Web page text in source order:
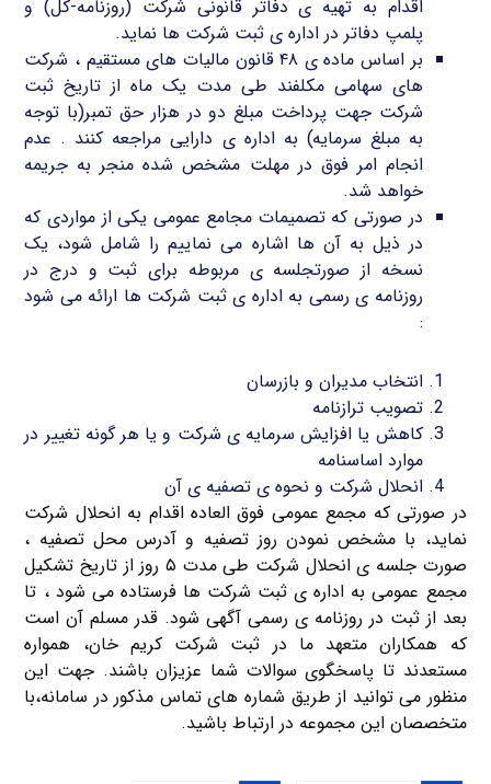
اقدام به تهیه ی دفاتر قانونی شرکت (روزنامه-کل) و
پلمپ دفاتر در اداره ی ثبت شرکت ها نماید.
بر اساس ماده ی ۴۸ قانون مالیات های مستقیم ، شرکت
های سهامی مکلفند طی مدت یک ماه از تاریخ ثبت
شرکت جهت پرداخت مبلغ دو در هزار حق تمبر(با توجه
به مبلغ سرمایه) به اداره ی دارایی مراجعه کنند . عدم
انجام امر فوق در مهلت مشخص شده منجر به جریمه
خواهد شد.
در صورتی که تصمیمات مجامع عمومی یکی از مواردی که
در ذیل به آن ها اشاره می نماییم را شامل شود، یک
نسخه از صورتجلسه ی مربوطه برای ثبت و درج در
روزنامه ی رسمی به اداره ی ثبت شرکت ها ارائه می شود
:
انتخاب مدیران و بازرسان
تصویب ترازنامه
کاهش یا افزایش سرمایه ی شرکت و یا هر گونه تغییر در
موارد اساسنامه
انحلال شرکت و نحوه ی تصفیه ی آن
در صورتی که مجمع عمومی فوق العاده اقدام به انحلال شرکت
نماید، با مشخص نمودن روز تصفیه و آدرس محل تصفیه ،
صورت جلسه ی انحلال شرکت طی مدت ۵ روز از تاریخ تشکیل
مجمع عمومی به اداره ی ثبت شرکت ها فرستاده می شود ، تا
بعد از ثبت در روزنامه ی رسمی آگهی شود. قدر مسلم آن است
که همکاران متعهد ما در ثبت شرکت کریم خان، همواره
مستعدند تا پاسخگوی سوالات شما عزیزان باشند. جهت این
منظور می توانید از طریق شماره های تماس مذکور در سامانه،با
متخصصان این مجموعه در ارتباط باشید.